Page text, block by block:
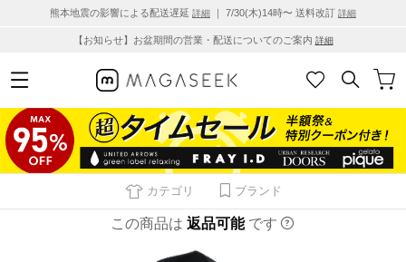
熊本地震の影響による配送遅延 詳細 ｜ 7/30(木)14時〜 送料改訂 詳細
【お知らせ】お盆期間の営業・配送についてのご案内 詳細
カテゴリ ブランド
この商品は 返品可能 です